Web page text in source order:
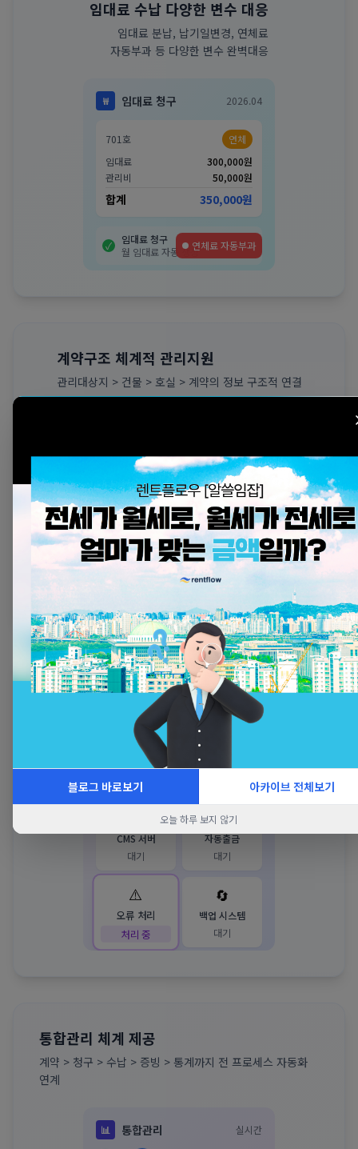
블로그 바로보기 아카이브 전체보기
오늘 하루 보지 않기
임대료 수납 다양한 변수 대응
임대료 분납, 납기일변경, 연체료
자동부과 등 다양한 변수 완벽대응
₩ 임대료 청구 2026.04
701호
연체
임대료
300,000원
관리비
50,000원
합계 350,000원
✓
임대료 청구
월 임대료 자동 생성
자동 연체료 계산
계약구조 체계적 관리지원
관리대상지 > 건물 > 호실 > 계약의 정보 구조적 연결
701호
입주
702호
입주
703 호
공실
6F
602호
603
현황
4
입주
1
공실
1
정비
CMS 연동 안정성 확보
완벽한 인프라 연동으로 자동출금
재시도, 오류 코드별 대응 로직 내장
⚡ CMS 연동 복구 중
CMS 서버
대기
💳
자동출금
대기
⚠️
오류 처리
대기
🔄
백업 시스템
처리 중
통합관리 체계 제공
계약 > 청구 > 수납 > 증빙 > 통계까지 전 프로세스 자동화
연계
📊 통합관리 실시간